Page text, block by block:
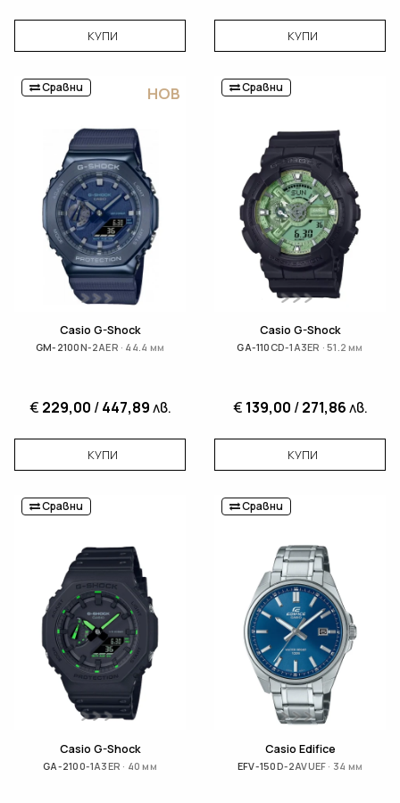
КУПИ КУПИ
Сравни НОВ
Casio G-Shock
GM-2100N-2AER · 44.4 мм
€ 229,00 /447,89лв.
КУПИ
Сравни
Casio G-Shock
GA-110CD-1A3ER · 51.2 мм
€ 139,00 /271,86лв.
КУПИ
Сравни
Casio G-Shock
GA-2100-1A3ER · 40 мм
Сравни
Casio Edifice
EFV-150D-2AVUEF · 34 мм